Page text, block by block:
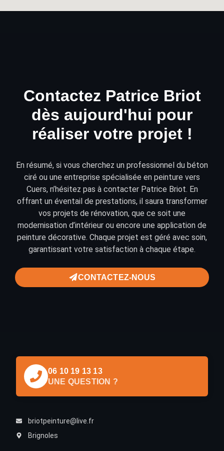
Contactez Patrice Briot
dès aujourd'hui pour
réaliser votre projet !
En résumé, si vous cherchez un professionnel du béton
ciré ou une entreprise spécialisée en peinture vers
Cuers, n’hésitez pas à contacterPatrice Briot. En
offrant un éventail de prestations, il saura transformer
vos projets de rénovation, que ce soit une
modernisation d’intérieur ou encore une application de
peinture décorative. Chaque projet est géré avec soin,
garantissant votre satisfaction à chaque étape.
CONTACTEZ-NOUS
06 10 19 13 13
UNE QUESTION ?
briotpeinture@live.fr
Brignoles